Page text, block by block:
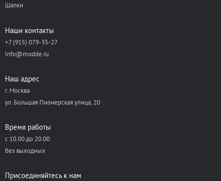
Шапки
Наши контакты
+7 (915) 079-35-27
Info@modde.ru
Наш адрес
г. Москва
ул. Большая Пионерская улица, 20
Время работы
с 10.00 до 20.00
без выходных
Присоединяйтесь к нам